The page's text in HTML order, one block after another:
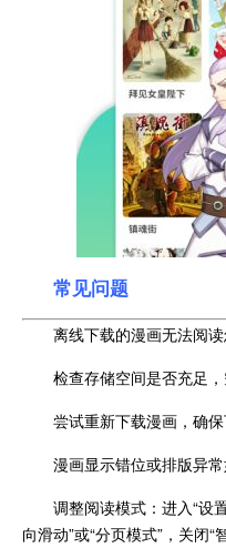
常见问题
离线下载的漫画无法阅
检查存储空间是否充足，
尝试重新下载漫画，确保
漫画显示错位或排版异
调整阅读模式：进入“设
向滑动”或“分页模式”，关闭“